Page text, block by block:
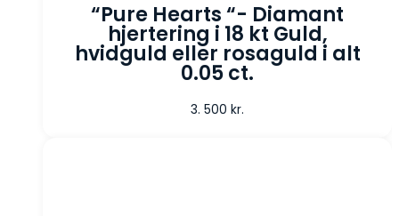
“Pure Hearts “- Diamant
hjertering i 18 kt Guld,
hvidguld eller rosaguld i alt
0.05 ct.
3. 500 kr.